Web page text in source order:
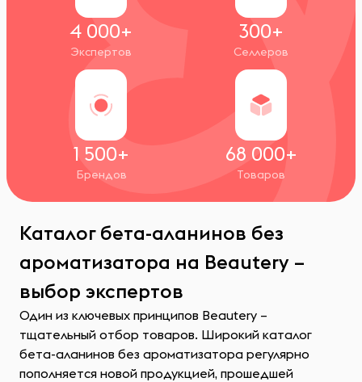
4 000+
Экспертов
300+
Селлеров
1 500+
Брендов
68 000+
Товаров
Каталог бета-аланинов без
ароматизатора на Beautery –
выбор экспертов
Один из ключевых принципов Beautery –
тщательный отбор товаров. Широкий каталог
бета-аланинов без ароматизатора регулярно
пополняется новой продукцией, прошедшей